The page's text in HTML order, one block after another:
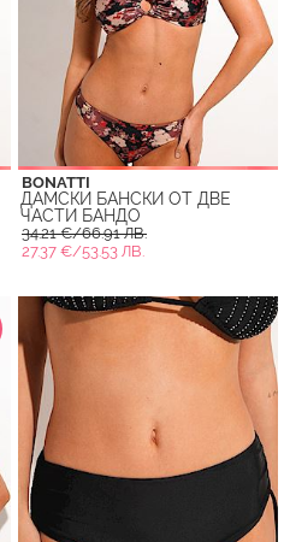
BONATTI
ДАМСКИ БАНСКИ ОТ ДВЕ
ЧАСТИ БАНДО
34.21 €/66.91 ЛВ.
27.37 €/53.53 ЛВ.